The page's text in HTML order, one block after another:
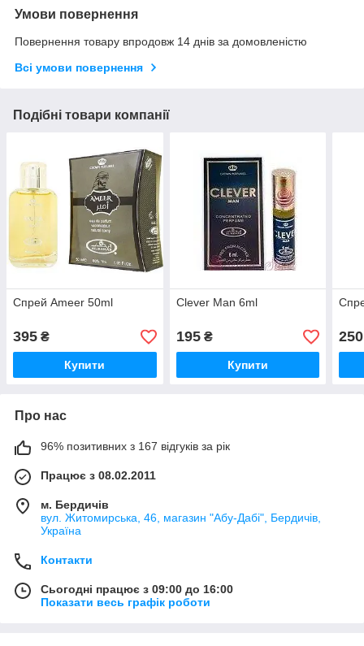
Умови повернення
Повернення товару впродовж 14 днів за домовленістю
Всі умови повернення
Подібні товари компанії
Спрей Ameer 50ml
395 ₴
Купити
Clever Man 6ml
195₴
Купити
250
Про нас
96% позитивних з 167 відгуків за рік
Працює з 08.02.2011
м. Бердичів
вул. Житомирська, 46, магазин "Абу-Дабі", Бердичів,
Україна
Контакти
Сьогодні працює з 09:00 до 16:00
Показати весь графік роботи